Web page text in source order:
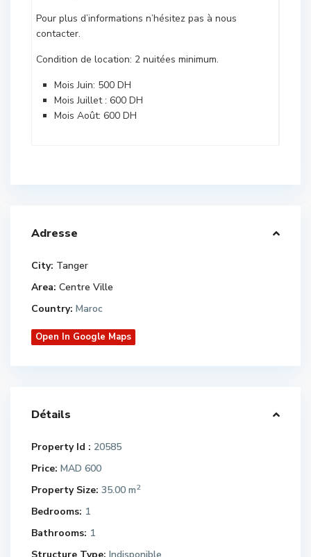
Pour plus d’informations n’hésitez pas à nous
contacter.
Condition de location: 2 nuitées minimum.
Mois Juin: 500 DH
Mois Juillet : 600 DH
Mois Août: 600 DH
Adresse
City: Tanger
Area: Centre Ville
Country: Maroc
Open In Google Maps
Détails
Property Id : 20585
Price: MAD 600
Property Size: 35.00 m2
Bedrooms: 1
Bathrooms: 1